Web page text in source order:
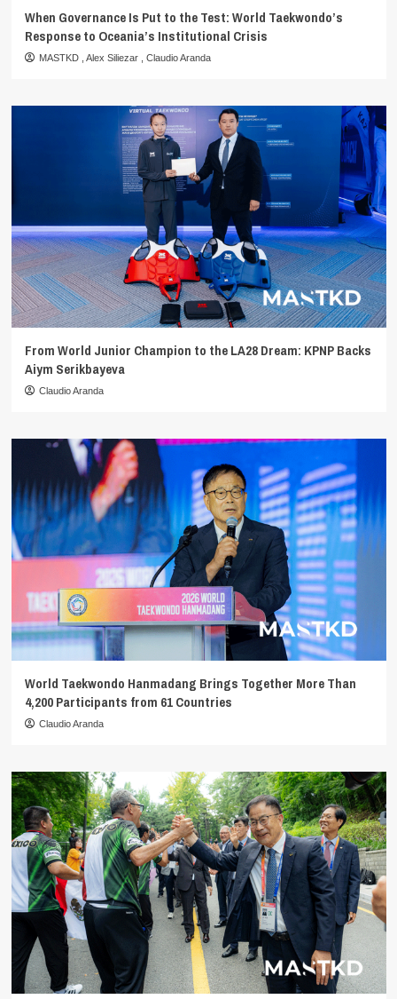
When Governance Is Put to the Test: World Taekwondo’s
Response to Oceania’s Institutional Crisis
MASTKD Alex Siliezar Claudio Aranda
From World Junior Champion to the LA28 Dream: KPNP Backs
Aiym Serikbayeva
Claudio Aranda
World Taekwondo Hanmadang Brings Together More Than
4,200 Participants from 61 Countries
Claudio Aranda